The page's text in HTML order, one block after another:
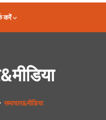
करें
समाचार&मीडिया